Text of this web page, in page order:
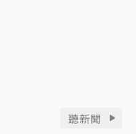
聽新聞